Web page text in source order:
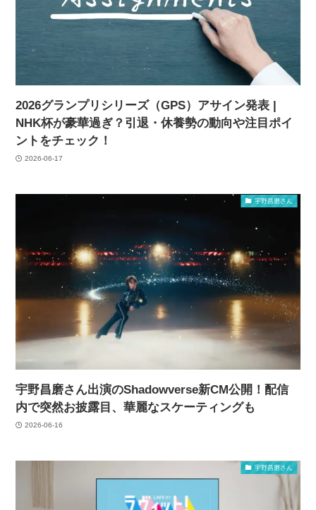
2026グランプリシリーズ（GPS）アサイン発表 |
NHK杯が豪華過ぎ？引退・休養勢の動向や注目ポイ
ントをチェック！
2026-06-17
宇野昌磨さん
宇野昌磨さん出演のShadowverse新CM公開！配信
内で突然お披露目、華麗なスケーティングも
2026-06-16
宇野昌磨さん